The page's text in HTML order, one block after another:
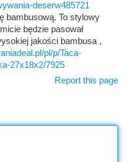
deserw485721
bambusową. To stylowy
będzie pasował
jakości bambusa ,
pl/p/Taca-
27x18x2/7925
Report this page